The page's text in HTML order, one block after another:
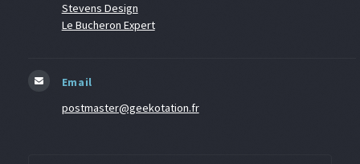
Stevens Design
Le Bucheron Expert
Email
postmaster@geekotation.fr